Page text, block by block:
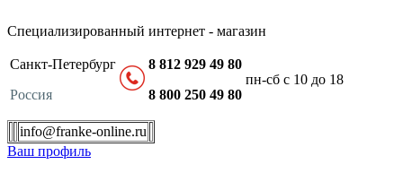
Специализированный интернет - магазин
Санкт-Петербург
Россия
8 812 929 49 80
8 800 250 49 80
пн-сб с 10 до 18
info@franke-online.ru
Ваш профиль